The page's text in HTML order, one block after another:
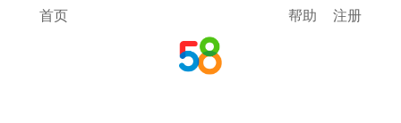
首页 帮助 注册